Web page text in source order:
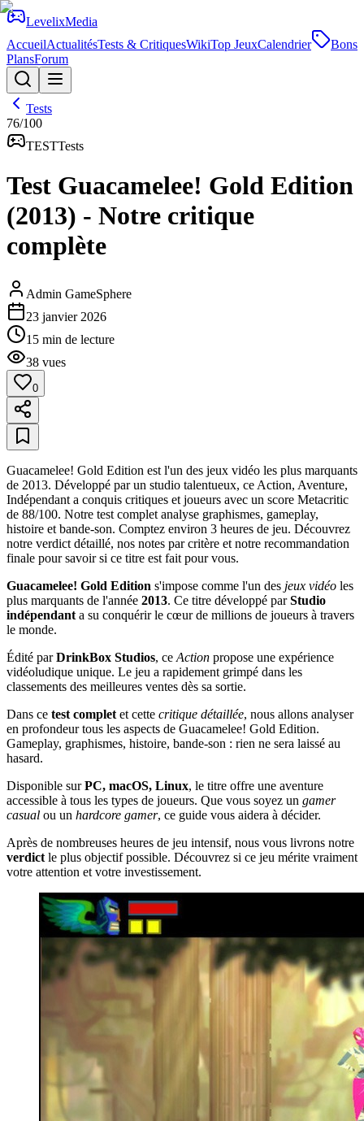
LevelixMedia
AccueilActualitésTests & CritiquesWikiTop JeuxCalendrier
Bons
PlansForum
Tests
76/100
TESTTests
Test Guacamelee! Gold Edition
(2013) - Notre critique
complète
Admin GameSphere
23 janvier 2026
15 min de lecture
38 vues
0
Guacamelee! Gold Edition est l'un des jeux vidéo les plus marquants
de 2013. Développé par un studio talentueux, ce Action, Aventure,
Indépendant a conquis critiques et joueurs avec un score Metacritic
de 88/100. Notre test complet analyse graphismes, gameplay,
histoire et bande-son. Comptez environ 3 heures de jeu. Découvrez
notre verdict détaillé, nos notes par critère et notre recommandation
finale pour savoir si ce titre est fait pour vous.
Guacamelee! Gold Edition s'impose comme l'un des jeux vidéo les
plus marquants de l'année 2013. Ce titre développé parStudio
indépendant a su conquérir le cœur de millions de joueurs à travers
le monde.
Édité parDrinkBox Studios, ce Action propose une expérience
vidéoludique unique. Le jeu a rapidement grimpé dans les
classements des meilleures ventes dès sa sortie.
Dans ce test complet et cette critique détaillée, nous allons analyser
en profondeur tous les aspects de Guacamelee! Gold Edition.
Gameplay, graphismes, histoire, bande-son : rien ne sera laissé au
hasard.
Disponible surPC, macOS, Linux, le titre offre une aventure
accessible à tous les types de joueurs. Que vous soyez un gamer
casual ou un hardcore gamer, ce guide vous aidera à décider.
Après de nombreuses heures de jeu intensif, nous vous livrons notre
verdict le plus objectif possible. Découvrez si ce jeu mérite vraiment
votre attention et votre investissement.